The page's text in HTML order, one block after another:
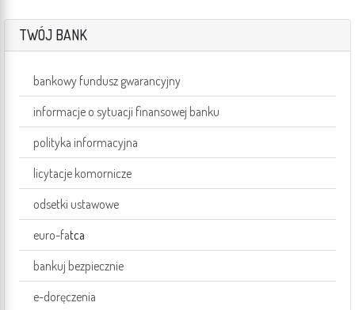
TWÓJ BANK
bankowy fundusz gwarancyjny
informacje o sytuacji finansowej banku
polityka informacyjna
licytacje komornicze
odsetki ustawowe
euro-fatca
bankuj bezpiecznie
e-doręczenia